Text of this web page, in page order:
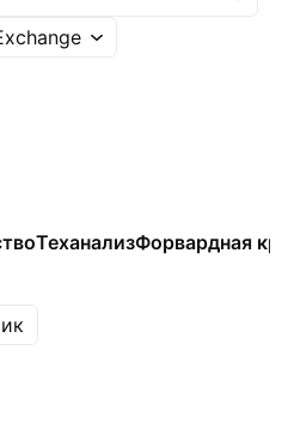
ТеханализФорвардная